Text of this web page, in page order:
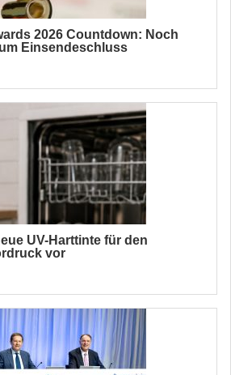
2026 Countdown: Noch
Einsendeschluss
UV-Harttinte für den
vor